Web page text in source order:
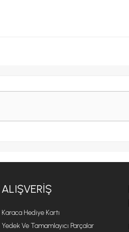
ALIŞVERIŞ
Karaca Hediye Kartı
Yedek Ve Tamamlayıcı Parçalar